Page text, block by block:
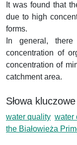
It was found that
due to high
forms.
In general,
concentration of
concentration of
catchment area.
Słowa kluczowe
water quality water
the Białowieża